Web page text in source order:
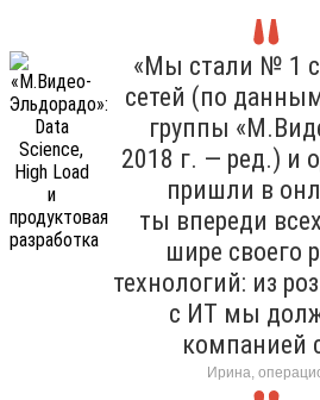
«Мы стали № 1
сетей (по
группы
2018 г. — ред.) и
пришли в
ты впереди
шире своего
технологий: из
с ИТ мы
компанией
Ирина,